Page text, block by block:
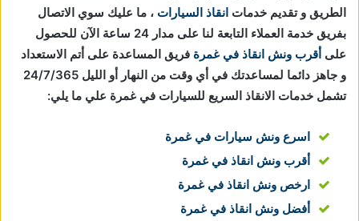
الطريق و تقديم خدمات انقاذ السيارات ، ما عليك سوي الاتصال
بفريق خدمة العملاء التابعة لنا على مدار 24 ساعة الآن للحصول
على أقرب ونش انقاذ في غمرة فريق المساعدة على أتم الاستعداد
و جاهز دائما لمساعدتك في أي وقت من النهار أو الليل 24/7/365
تشمل خدمات الانقاذ السريع للسيارات في غمرة علي ما يلي:
اسرع ونش سيارات في غمرة
أقرب ونش انقاذ في غمرة
ارخص ونش انقاذ في غمرة
أفضل ونش انقاذ في غمرة